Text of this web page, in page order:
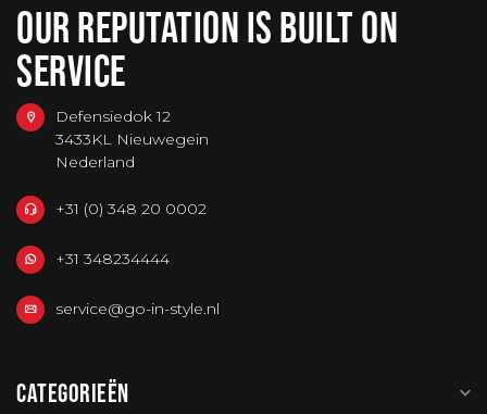
OUR REPUTATION IS BUILT ON
SERVICE
Defensiedok 12
3433KL Nieuwegein
Nederland
+31 (0) 348 20 0002
+31 348234444
service@go-in-style.nl
CATEGORIEËN